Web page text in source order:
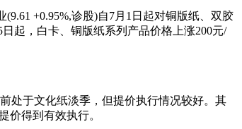
+0.95%,诊股)自7月1日起对铜版纸、双胶
起，白卡、铜版纸系列产品价格上涨200元/
处于文化纸淡季，但提价执行情况较好。其
价得到有效执行。